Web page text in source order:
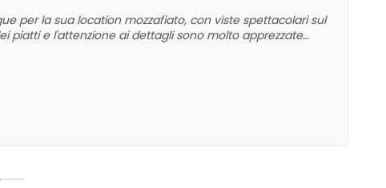
per la sua location mozzafiato, con viste spettacolari sul
piatti e l'attenzione ai dettagli sono molto apprezzate
nella presentazione dei piatti. Tra gli aspetti da
apprezzamento per la varietà e la qualità del cibo,